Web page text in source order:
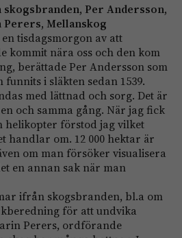
Per Andersson,
Perers, Mellanskog
tisdagsmorgon av att
kommit nära oss och den kom
berättade Per Andersson som
i släkten sedan 1539.
med lättnad och sorg. Det är
och samma gång. När jag fick
helikopter förstod jag vilket
handlar om. 12 000 hektar är
om man försöker visualisera
en annan sak när man
ifrån skogsbranden, bl.a om
för att undvika
Perers, ordförande